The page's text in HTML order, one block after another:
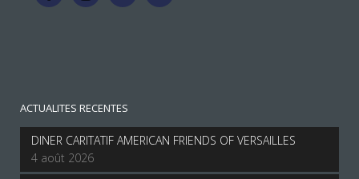
ACTUALITES RECENTES
DINER CARITATIF AMERICAN FRIENDS OF VERSAILLES
4 août 2026